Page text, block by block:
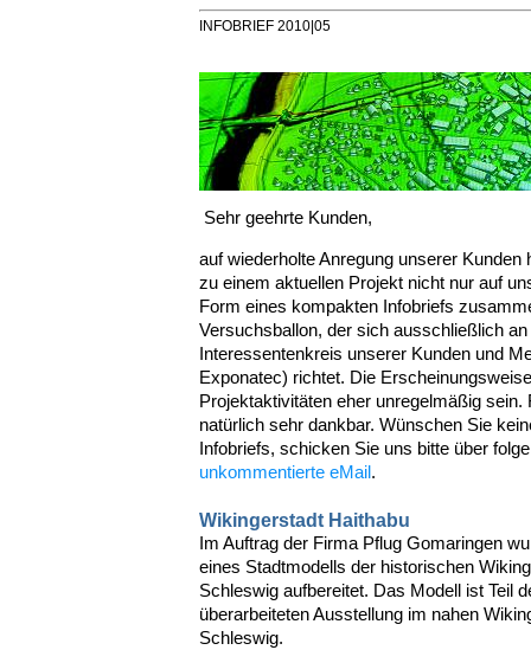
INFOBRIEF 2010|05
Sehr geehrte Kunden,
auf wiederholte Anregung unserer
zu einem aktuellen Projekt nicht nur auf
Form eines kompakten Infobriefs
Versuchsballon, der sich ausschließlich
Interessentenkreis unserer Kunden und
Exponatec) richtet. Die
Projektaktivitäten eher unregelmäßig
natürlich sehr dankbar. Wünschen Sie
Infobriefs, schicken Sie uns bitte über
unkommentierte eMail.
Wikingerstadt Haithabu
Im Auftrag der Firma Pflug Gomaringen
eines Stadtmodells der historischen
Schleswig aufbereitet. Das Modell ist Teil
überarbeiteten Ausstellung im nahen
Schleswig.